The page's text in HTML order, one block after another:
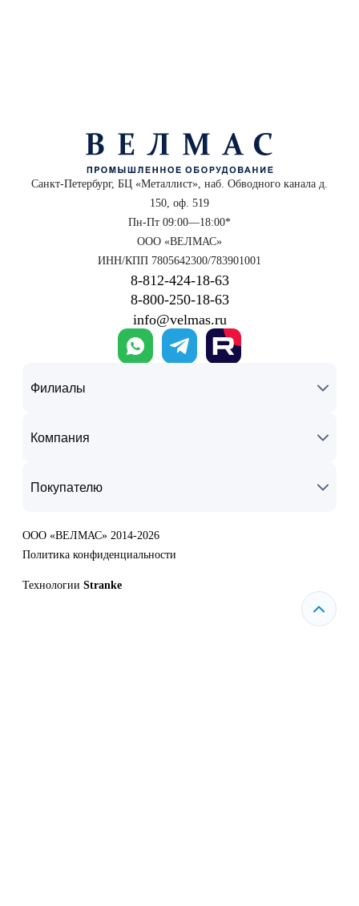
Санкт-Петербург, БЦ «Металлист», наб. Обводного канала д.
150, оф. 519
Пн-Пт 09:00—18:00*
ООО «ВЕЛМАС»
ИНН/КПП 7805642300/783901001
8‑812‑424‑18‑63
8‑800‑250‑18‑63
info@velmas.ru
Филиалы
Компания
Покупателю
ООО «ВЕЛМАС» 2014-2026
Политика конфиденциальности
Технологии Stranke